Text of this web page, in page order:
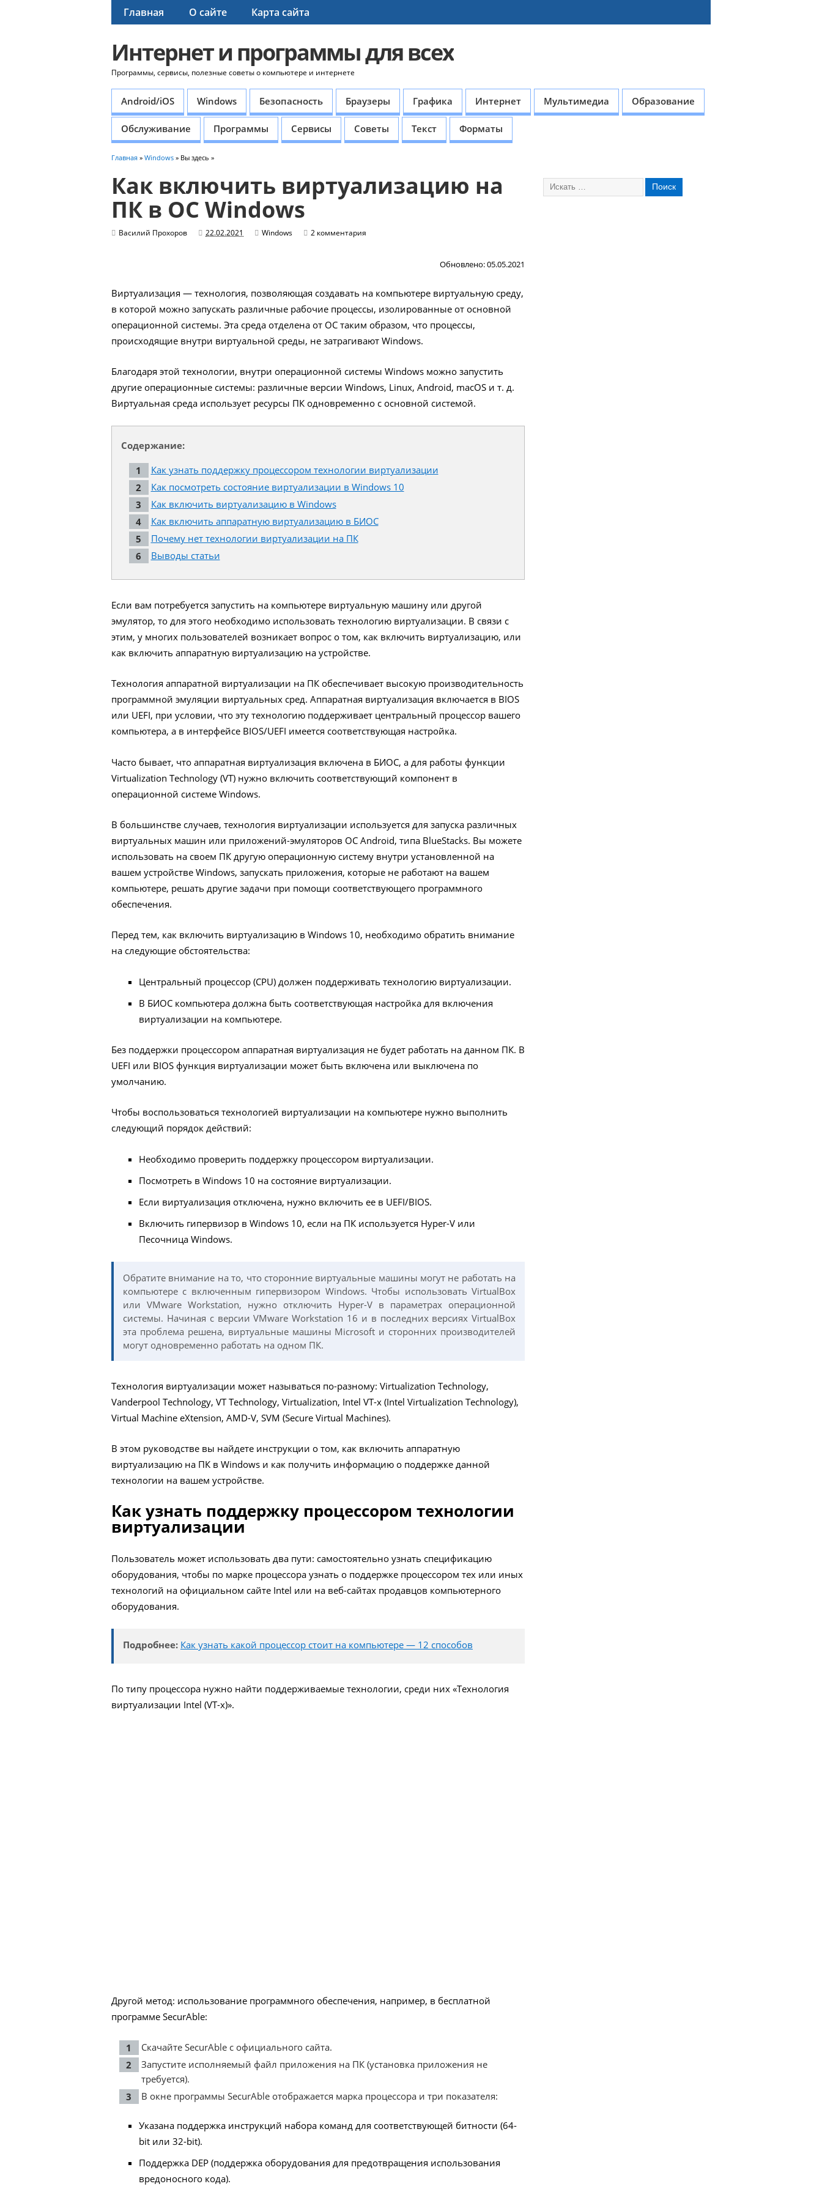
Главная О сайте Карта сайта
Интернет и программы для всех
Программы, сервисы, полезные советы о компьютере и интернете
Android/iOS Windows Безопасность Браузеры Графика Интернет Мультимедиа Образование
Обслуживание Программы Сервисы Советы Текст Форматы
Главная » Windows » Вы здесь »
Как включить виртуализацию на
ПК в ОС Windows
Василий Прохоров 22.02.2021 Windows 2 комментария
Обновлено: 05.05.2021
Виртуализация — технология, позволяющая создавать на компьютере виртуальную среду,
в которой можно запускать различные рабочие процессы, изолированные от основной
операционной системы. Эта среда отделена от ОС таким образом, что процессы,
происходящие внутри виртуальной среды, не затрагивают Windows.
Благодаря этой технологии, внутри операционной системы Windows можно запустить
другие операционные системы: различные версии Windows, Linux, Android, macOS и т. д.
Виртуальная среда использует ресурсы ПК одновременно с основной системой.
Содержание:
Как узнать поддержку процессором технологии виртуализации
Как посмотреть состояние виртуализации в Windows 10
Как включить виртуализацию в Windows
Как включить аппаратную виртуализацию в БИОС
Почему нет технологии виртуализации на ПК
Выводы статьи
Если вам потребуется запустить на компьютере виртуальную машину или другой
эмулятор, то для этого необходимо использовать технологию виртуализации. В связи с
этим, у многих пользователей возникает вопрос о том, как включить виртуализацию, или
как включить аппаратную виртуализацию на устройстве.
Технология аппаратной виртуализации на ПК обеспечивает высокую производительность
программной эмуляции виртуальных сред. Аппаратная виртуализация включается в BIOS
или UEFI, при условии, что эту технологию поддерживает центральный процессор вашего
компьютера, а в интерфейсе BIOS/UEFI имеется соответствующая настройка.
Часто бывает, что аппаратная виртуализация включена в БИОС, а для работы функции
Virtualization Technology (VT) нужно включить соответствующий компонент в
операционной системе Windows.
В большинстве случаев, технология виртуализации используется для запуска различных
виртуальных машин или приложений-эмуляторов ОС Android, типа BlueStacks. Вы можете
использовать на своем ПК другую операционную систему внутри установленной на
вашем устройстве Windows, запускать приложения, которые не работают на вашем
компьютере, решать другие задачи при помощи соответствующего программного
обеспечения.
Перед тем, как включить виртуализацию в Windows 10, необходимо обратить внимание
на следующие обстоятельства:
Центральный процессор (CPU) должен поддерживать технологию виртуализации.
В БИОС компьютера должна быть соответствующая настройка для включения
виртуализации на компьютере.
Без поддержки процессором аппаратная виртуализация не будет работать на данном ПК. В
UEFI или BIOS функция виртуализации может быть включена или выключена по
умолчанию.
Чтобы воспользоваться технологией виртуализации на компьютере нужно выполнить
следующий порядок действий:
Необходимо проверить поддержку процессором виртуализации.
Посмотреть в Windows 10 на состояние виртуализации.
Если виртуализация отключена, нужно включить ее в UEFI/BIOS.
Включить гипервизор в Windows 10, если на ПК используется Hyper-V или
Песочница Windows.
Обратите внимание на то, что сторонние виртуальные машины могут не работать на
компьютере с включенным гипервизором Windows. Чтобы использовать VirtualBox
или VMware Workstation, нужно отключить Hyper-V в параметрах операционной
системы. Начиная с версии VMware Workstation 16 и в последних версиях VirtualBox
эта проблема решена, виртуальные машины Microsoft и сторонних производителей
могут одновременно работать на одном ПК.
Технология виртуализации может называться по-разному: Virtualization Technology,
Vanderpool Technology, VT Technology, Virtualization, Intel VT-x (Intel Virtualization Technology),
Virtual Machine eXtension, AMD-V, SVM (Secure Virtual Machines).
В этом руководстве вы найдете инструкции о том, как включить аппаратную
виртуализацию на ПК в Windows и как получить информацию о поддержке данной
технологии на вашем устройстве.
Как узнать поддержку процессором технологии
виртуализации
Пользователь может использовать два пути: самостоятельно узнать спецификацию
оборудования, чтобы по марке процессора узнать о поддержке процессором тех или иных
технологий на официальном сайте Intel или на веб-сайтах продавцов компьютерного
оборудования.
Подробнее: Как узнать какой процессор стоит на компьютере — 12 способов
По типу процессора нужно найти поддерживаемые технологии, среди них «Технология
виртуализации Intel (VT-x)».
Другой метод: использование программного обеспечения, например, в бесплатной
программе SecurAble:
Скачайте SecurAbleс официального сайта.
Запустите исполняемый файл приложения на ПК (установка приложения не
требуется).
В окне программы SecurAble отображается марка процессора и три показателя:
Указана поддержка инструкций набора команд для соответствующей битности (64-
bit или 32-bit).
Поддержка DEP (поддержка оборудования для предотвращения использования
вредоносного кода).